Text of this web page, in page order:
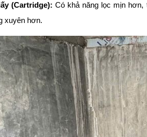
(Cartridge): Có khả năng lọc mịn
xuyên hơn.